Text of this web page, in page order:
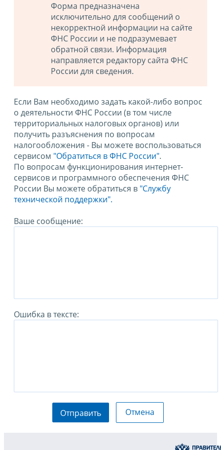
Форма предназначена
исключительно для сообщений о
некорректной информации на сайте
ФНС России и не подразумевает
обратной связи. Информация
направляется редактору сайта ФНС
России для сведения.
Если Вам необходимо задать какой-либо вопрос
о деятельности ФНС России (в том числе
территориальных налоговых органов) или
получить разъяснения по вопросам
налогообложения - Вы можете воспользоваться
сервисом "Обратиться в ФНС России".
По вопросам функционирования интернет-
сервисов и программного обеспечения ФНС
России Вы можете обратиться в "Службу
технической поддержки".
Ваше сообщение:
Ошибка в тексте:
Отправить Отмена